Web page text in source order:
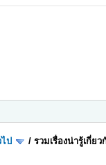
ป /รวมเรื่องน่ารู้เกี่